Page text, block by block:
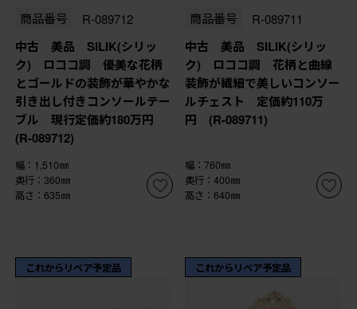
商品番号 R-089712
中古 美品 SILIK(シリッ
ク) ロココ調 優美な花柄
とゴールドの装飾が華やかな
引き出し付きコンソールテー
ブル 現行定価約180万円
(R-089712)
幅：1,510㎜
奥行：360㎜
高さ：635㎜
商品番号 R-089711
中古 美品 SILIK(シリッ
ク) ロココ調 花柄と曲線
装飾が繊細で美しいコンソー
ルチェスト 定価約110万
円 (R-089711)
幅：760㎜
奥行：400㎜
高さ：640㎜
これからリペア予定品 これからリペア予定品